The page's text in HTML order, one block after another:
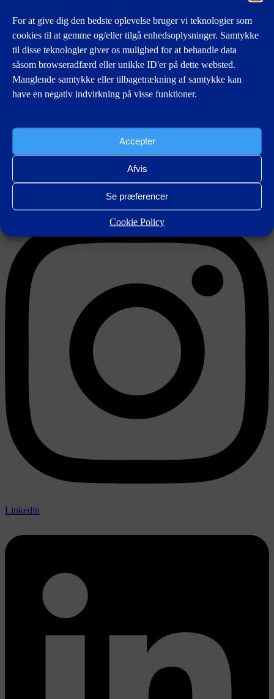
For at give dig den bedste oplevelse bruger vi teknologier som
cookies til at gemme og/eller tilgå enhedsoplysninger. Samtykke
til disse teknologier giver os mulighed for at behandle data
såsom browseradfærd eller unikke ID'er på dette websted.
Manglende samtykke eller tilbagetrækning af samtykke kan
have en negativ indvirkning på visse funktioner.
Accepter
Afvis
Se præferencer
Cookie Policy
Edit Content
Elite
Børn, unge & Senior
Klubben
Praktisk info
KØB BILLET
Linkedin